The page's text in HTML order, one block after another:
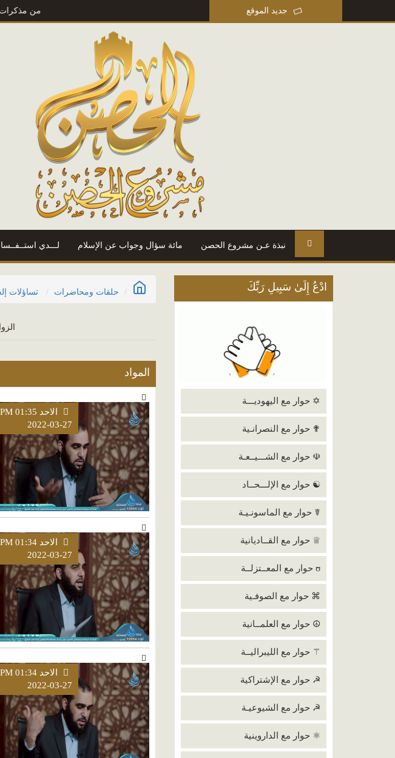
جديد الموقع من مذكرات عمر بن
نبذة عـن مشروع الحصن مائة سؤال وجواب عن الإسلام لـــدي
ادْعُ إِلَىٰ سَبِيلِ رَبِّكَ
✡ حوار مع اليهوديـــة
✟ حوار مع النصرانـية
☫ حوار مع الشـــيــعـة
☯ حوار مع الإلـــحــاد
☤ حوار مع الماسونـيـة
♕ حوار مع القــاديانية
ʊ حوار مع المعــتزلــة
⌘ حوار مع الصوفـية
☮ حوار مع العلمــانية
⚚ حوار مع الليبراليــة
☭ حوار مع الإشتراكية
☭ حوار مع الشيوعيـة
⚛ حوار مع الداروينية
حلقات ومحاضرات تساؤلات
المواد
الاحد PM 01:35
2022-03-27
الاحد PM 01:34
2022-03-27
الاحد PM 01:34
2022-03-27